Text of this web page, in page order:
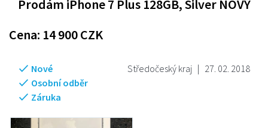
Prodám iPhone 7 Plus 128GB, Silver NOVÝ
Cena: 14 900CZK
Středočeský kraj | 27. 02. 2018
Nové
Osobní odběr
Záruka